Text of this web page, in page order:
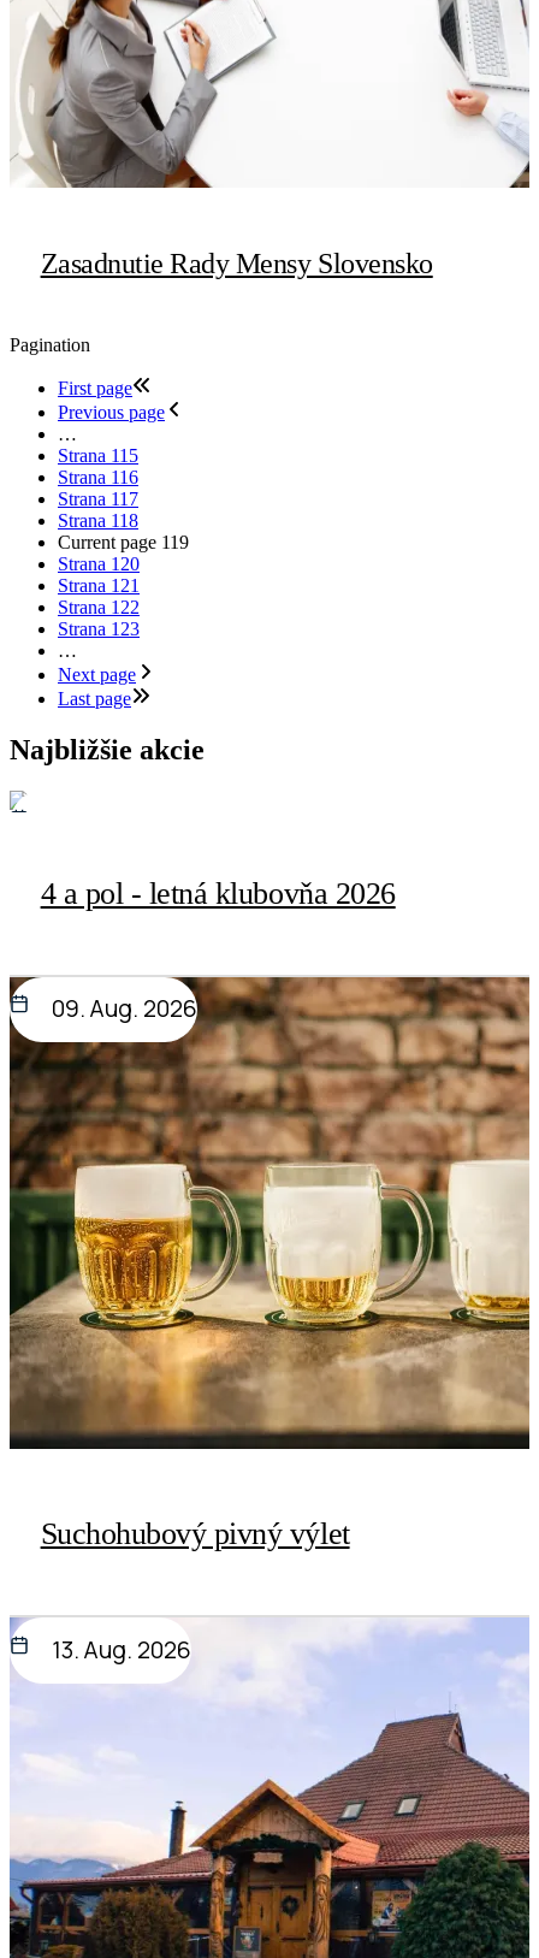
Zasadnutie Rady Mensy Slovensko
Pagination
First page
Previous page
…
Strana 115
Strana 116
Strana 117
Strana 118
Current page 119
Strana 120
Strana 121
Strana 122
Strana 123
…
Next page
Last page
Najbližšie akcie
4 a pol - letná klubovňa 2026
09. Aug. 2026
Suchohubový pivný výlet
13. Aug. 2026